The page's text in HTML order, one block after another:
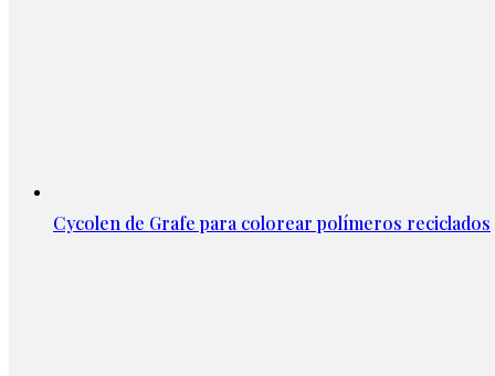
Cycolen de Grafe para colorear polímeros reciclados